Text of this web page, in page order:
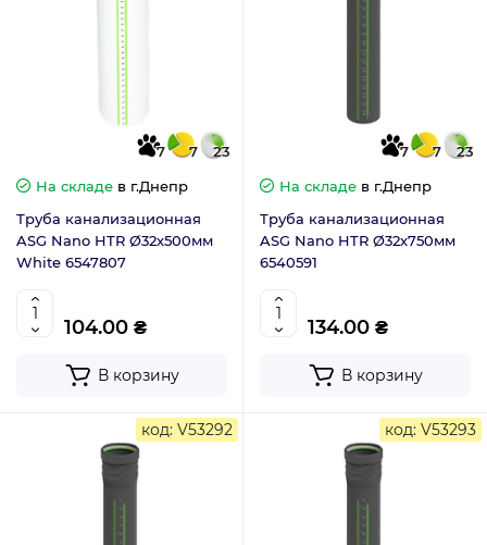
7 7
23
На складе в г.Днепр
Труба канализационная
ASG Nano HTR Ø32х500мм
White 6547807
104.00 ₴
В корзину
7 7
23
На складе в г.Днепр
Труба канализационная
ASG Nano HTR Ø32х750мм
6540591
134.00 ₴
В корзину
код: V53292 код: V53293